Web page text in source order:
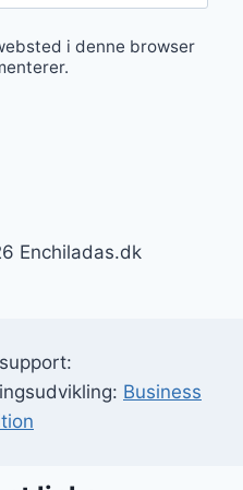
i denne browser
Enchiladas.dk
Business